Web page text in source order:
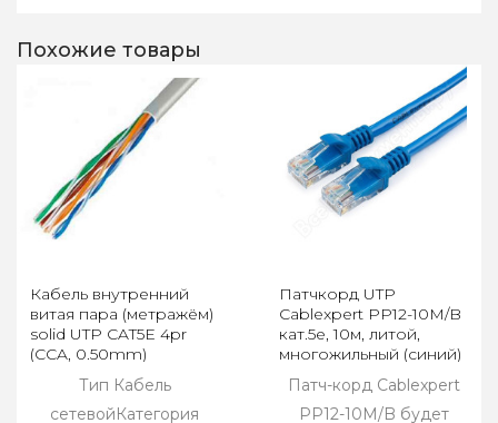
Похожие товары
Кабель внутренний
витая пара (метражём)
solid UTP CAT5E 4pr
(CCA, 0.50mm)
Тип Кабель
сетевойКатегория
Патчкорд UTP
Cablexpert PP12-10M/B
кат.5e, 10м, литой,
многожильный (синий)
Патч-корд Cablexpert
PP12-10M/B будет